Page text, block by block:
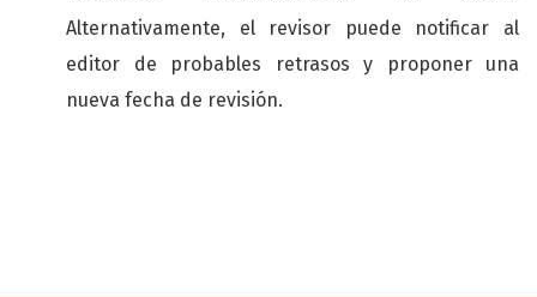
Alternativamente, el revisor puede notificar al
editor de probables retrasos y proponer una
nueva fecha de revisión.